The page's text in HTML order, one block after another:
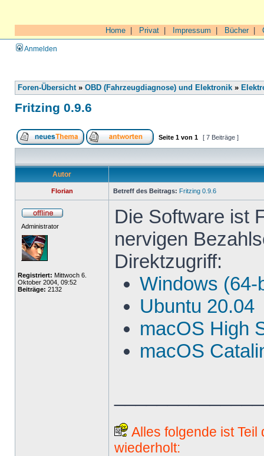
Home Privat Impressum Bücher|
Anmelden
Foren-Übersicht» OBD (Fahrzeugdiagnose) und Elektronik »
Fritzing 0.9.6
Seite 1 von 1 [ 7 Beiträge ]
Autor
Florian Betreff des Beitrags: Fritzing 0.9.6
Administrator
Registriert: Mittwoch 6.
Oktober 2004, 09:52
Beiträge: 2132
Die Software ist
nervigen
Direktzugriff:
Windows (64-
Ubuntu 20.04
macOS High
macOS
Alles folgende ist
wiederholt: